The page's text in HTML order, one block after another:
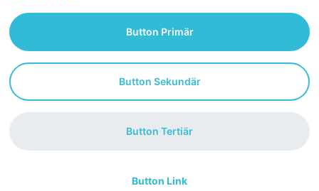
Button Primär
Button Sekundär
Button Tertiär
Button Link